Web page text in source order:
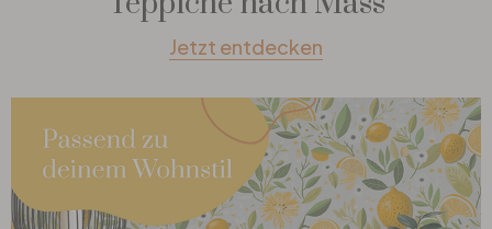
Jetzt entdecken